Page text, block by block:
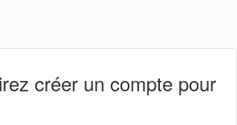
créer un compte pour